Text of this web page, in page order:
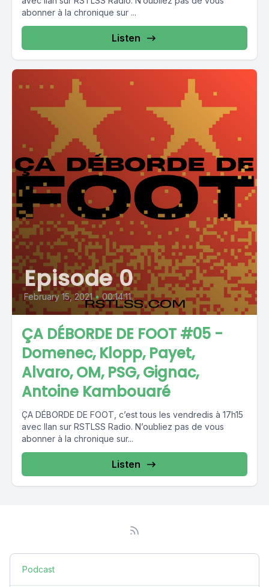
abonner à la chronique sur ...
Listen
Episode 0
February 15, 2021 • 00:14:11
ÇA DÉBORDE DE FOOT #05 -
Domenec, Klopp, Payet,
Alvaro, OM, PSG, Gignac,
Antoine Kambouaré
ÇA DÉBORDE DE FOOT, c’est tous les vendredis à 17h15
avec Ilan sur RSTLSS Radio. N’oubliez pas de vous
abonner à la chronique sur...
Listen
Podcast